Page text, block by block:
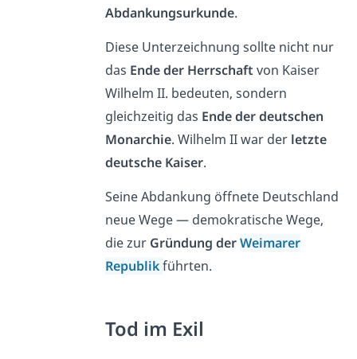
Abdankungsurkunde.
Diese Unterzeichnung sollte nicht nur
das Ende der Herrschaft von Kaiser
Wilhelm II. bedeuten, sondern
gleichzeitig das Ende der deutschen
Monarchie. Wilhelm II war der letzte
deutsche Kaiser.
Seine Abdankung öffnete Deutschland
neue Wege — demokratische Wege,
die zur Gründung derWeimarer
Republikführten.
Tod im Exil